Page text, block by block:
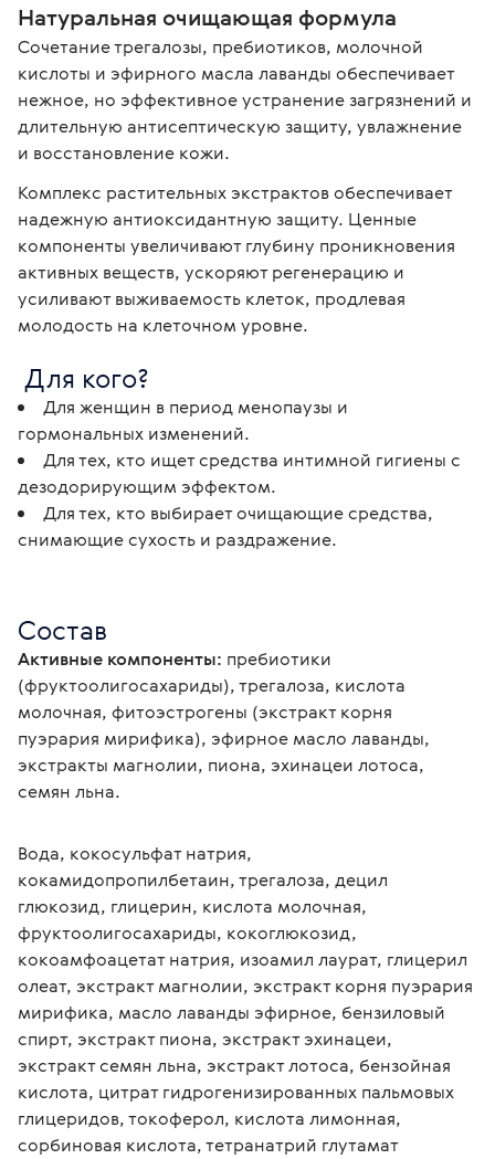
Натуральная очищающая формула
Сочетание трегалозы, пребиотиков, молочной
кислоты и эфирного масла лаванды обеспечивает
нежное, но эффективное устранение загрязнений и
длительную антисептическую защиту, увлажнение
и восстановление кожи.
Комплекс растительных экстрактов обеспечивает
надежную антиоксидантную защиту. Ценные
компоненты увеличивают глубину проникновения
активных веществ, ускоряют регенерацию и
усиливают выживаемость клеток, продлевая
молодость на клеточном уровне.
Для кого?
Для женщин в период менопаузы и
гормональных изменений.
Для тех, кто ищет средства интимной гигиены с
дезодорирующим эффектом.
Для тех, кто выбирает очищающие средства,
снимающие сухость и раздражение.
Состав
Активные компоненты: пребиотики
(фруктоолигосахариды), трегалоза, кислота
молочная, фитоэстрогены (экстракт корня
пуэрария мирифика), эфирное масло лаванды,
экстракты магнолии, пиона, эхинацеи лотоса,
семян льна.
Вода, кокосульфат натрия,
кокамидопропилбетаин, трегалоза, децил
глюкозид, глицерин, кислота молочная,
фруктоолигосахариды, кокоглюкозид,
кокоамфоацетат натрия, изоамил лаурат, глицерил
олеат, экстракт магнолии, экстракт корня пуэрария
мирифика, масло лаванды эфирное, бензиловый
спирт, экстракт пиона, экстракт эхинацеи,
экстракт семян льна, экстракт лотоса, бензойная
кислота, цитрат гидрогенизированных пальмовых
глицеридов, токоферол, кислота лимонная,
сорбиновая кислота, тетранатрий глутамат